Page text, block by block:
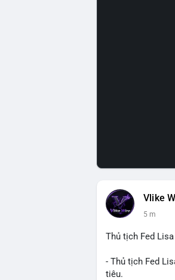
Vlike
5 m
Thủ tịch Fed
- Thủ tịch Fed
tiêu.